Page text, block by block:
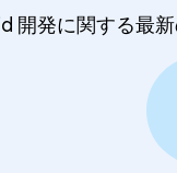
開発に関する最